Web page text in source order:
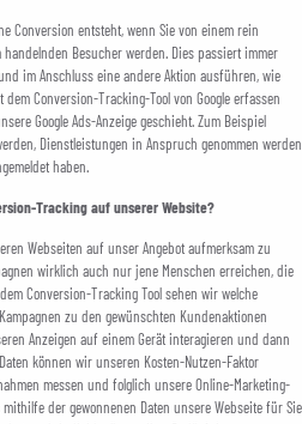
Conversion entsteht, wenn Sie von einem rein
Besucher werden. Dies passiert immer
im Anschluss eine andere Aktion ausführen, wie
Conversion-Tracking-Tool von Google erfassen
Google Ads-Anzeige geschieht. Zum Beispiel
Dienstleistungen in Anspruch genommen werden
haben.
Tracking auf unserer Website?
Webseiten auf unser Angebot aufmerksam zu
wirklich auch nur jene Menschen erreichen, die
Conversion-Tracking Tool sehen wir welche
zu den gewünschten Kundenaktionen
Anzeigen auf einem Gerät interagieren und dann
können wir unseren Kosten-Nutzen-Faktor
messen und folglich unsere Online-Marketing-
der gewonnenen Daten unsere Webseite für Sie